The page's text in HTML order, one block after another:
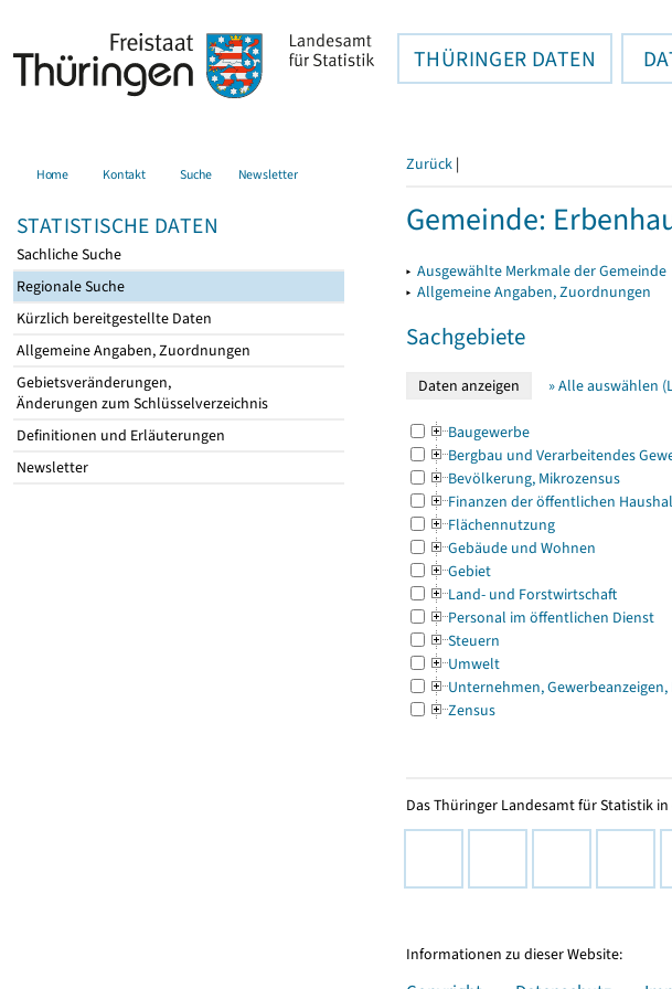
THÜRINGER DATEN
Home Kontakt Suche Newsletter
STATISTISCHE DATEN
Sachliche Suche
Regionale Suche
Kürzlich bereitgestellte Daten
Allgemeine Angaben, Zuordnungen
Gebietsveränderungen,
Änderungen zum Schlüsselverzeichnis
Definitionen und Erläuterungen
Newsletter
Zurück |
Gemeinde:
▸ Ausgewählte Merkmale der Gemeinde
▸ Allgemeine Angaben, Zuordnungen
Sachgebiete
» Alle auswählen
Baugewerbe
Bergbau und Verarbeitendes
Bevölkerung, Mikrozensus
Finanzen der öffentlichen
Flächennutzung
Gebäude und Wohnen
Gebiet
Land- und Forstwirtschaft
Personal im öffentlichen Dienst
Steuern
Umwelt
Unternehmen,
Zensus
Das Thüringer Landesamt für Statistik
Informationen zu dieser Website: